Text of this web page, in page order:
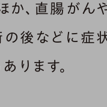
か、直腸がん
の後などに症
ります。